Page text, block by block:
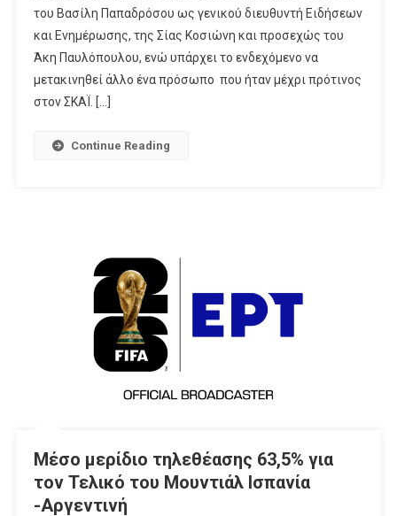
Ποιος
Πάει
…
του Βασίλη Παπαδρόσου ως γενικού διευθυντή Ειδήσεων
και Ενημέρωσης, της Σίας Κοσιώνη και προσεχώς του
Άκη Παυλόπουλου, ενώ υπάρχει το ενδεχόμενο να
μετακινηθεί άλλο ένα πρόσωπο που ήταν μέχρι πρότινος
στον ΣΚΑΪ. […]
Continue Reading
Mέσο μερίδιο τηλεθέασης 63,5% για
τον Τελικό του Μουντιάλ Ισπανία
-Αργεντινή